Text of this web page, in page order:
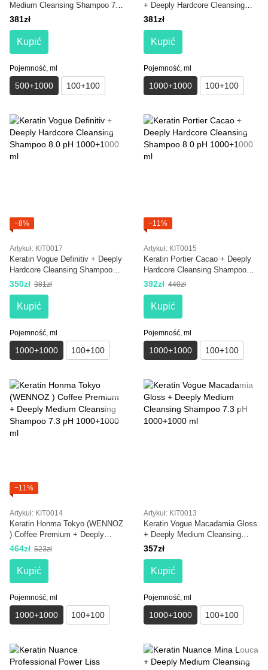
Medium Cleansing Shampoo 7.3
pH 500+1000 ml
381zł
Kupić
Pojemność, ml
500+1000 100+100
+ Deeply Hardcore Cleansing
Shampoo 8.0 pH 1000+1000 ml
381zł
Kupić
Pojemność, ml
1000+1000 100+100
−8%
Artykuł: KIT0017
Keratin Vogue Definitiv + Deeply
Hardcore Cleansing Shampoo
8.0 pH 1000+1000 ml
350zł 381zł
Kupić
Pojemność, ml
1000+1000 100+100
−11%
Artykuł: KIT0015
Keratin Portier Cacao + Deeply
Hardcore Cleansing Shampoo
8.0 pH 1000+1000 ml
392zł 440zł
Kupić
Pojemność, ml
1000+1000 100+100
−11%
Artykuł: KIT0014
Keratin Honma Tokyo (WENNOZ
) Coffee Premium + Deeply
Medium Cleansing Shampoo 7.3
464zł 523zł
Kupić
Pojemność, ml
1000+1000 100+100
Artykuł: KIT0013
Keratin Vogue Macadamia Gloss
+ Deeply Medium Cleansing
Shampoo 7.3 pH 1000+1000 ml
357zł
Kupić
Pojemność, ml
1000+1000 100+100